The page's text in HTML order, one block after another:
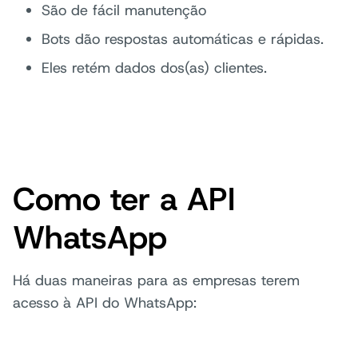
São de fácil manutenção
Bots dão respostas automáticas e rápidas.
Eles retém dados dos(as) clientes.
Como ter a API
WhatsApp
Há duas maneiras para as empresas terem
acesso à API do WhatsApp: